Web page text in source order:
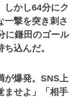
しかし64分にク
一撃を突き刺さ
に鎌田のゴール
込んだ。
が爆発。SNS上
ませよ」「相手